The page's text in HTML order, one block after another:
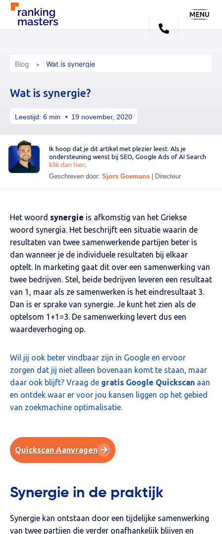
MENU
Blog Wat is synergie
Leestijd: 6 min 19 november, 2020
Wat is synergie?
Ik hoop dat je dit artikel met plezier leest. Als je
ondersteuning wenst bij SEO, Google Ads of AI Search
klik dan hier
Geschreven door: Sjors Goemans | Directeur
Het woord synergie is afkomstig van het Griekse
woord synergia. Het beschrijft een situatie waarin de
resultaten van twee samenwerkende partijen beter is
dan wanneer je de individuele resultaten bij elkaar
optelt. In marketing gaat dit over een samenwerking van
twee bedrijven. Stel, beide bedrijven leveren een resultaat
van 1, maar als ze samenwerken is het eindresultaat 3.
Dan is er sprake van synergie. Je kunt het zien als de
optelsom 1+1=3. De samenwerking levert dus een
waardeverhoging op.
Wil jij ook beter vindbaar zijn in Google en ervoor
zorgen dat jij niet alleen bovenaan komt te staan, maar
daar ook blijft? Vraag de gratis Google Quickscan aan
en ontdek waar er voor jou kansen liggen op het gebied
van zoekmachine optimalisatie.
Quickscan Aanvragen
Synergie in de praktijk
Synergie kan ontstaan door een tijdelijke samenwerking
van twee partijen die verder onafhankelijk blijven en